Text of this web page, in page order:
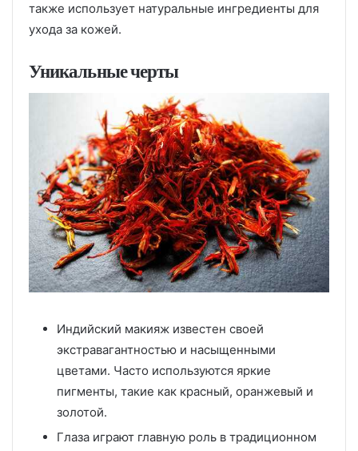
также использует натуральные ингредиенты для
ухода за кожей.
Уникальные черты
Индийский макияж известен своей
экстравагантностью и насыщенными
цветами. Часто используются яркие
пигменты, такие как красный, оранжевый и
золотой.
Глаза играют главную роль в традиционном